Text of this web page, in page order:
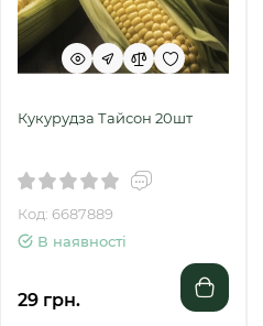
Кукурудза Тайсон 20шт
Код: 6687889
В наявності
29 грн.